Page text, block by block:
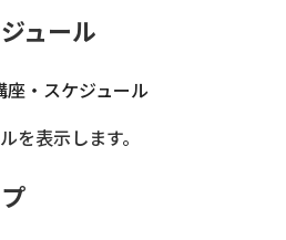
ュール
座・スケジュール
を表示します。